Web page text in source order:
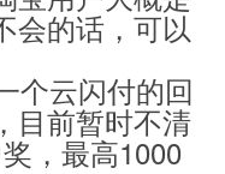
会的话，可以
个云闪付的回
目前暂时不清
，最高1000